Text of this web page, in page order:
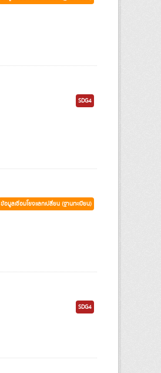
SDG4
ข้อมูลเชื่อมโยงแลกเปลี่ยน (ฐานทะเบียน)
SDG4